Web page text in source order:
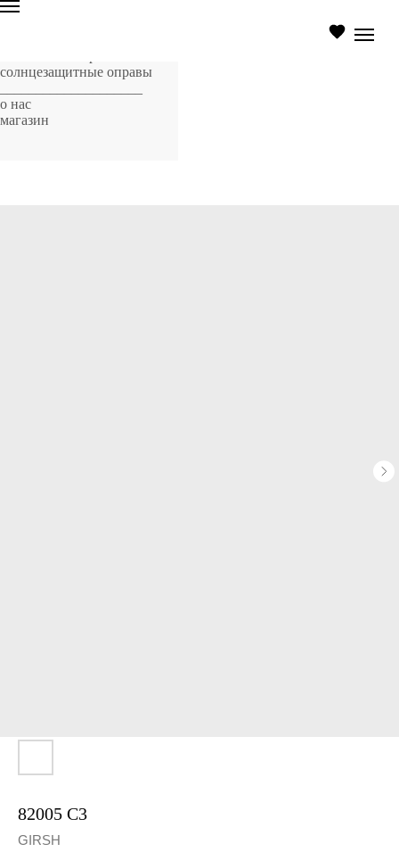
солнцезащитные оправы
о нас
магазин
82005 C3
GIRSH